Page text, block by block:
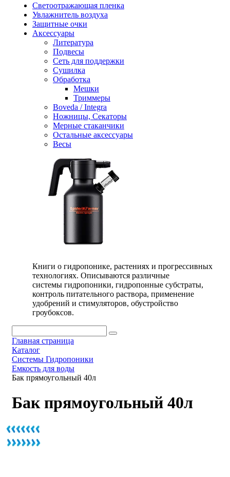
Светоотражающая пленка
Увлажнитель воздуха
Защитные очки
Аксессуары
Литература
Подвесы
Сеть для поддержки
Сушилка
Обработка
Мешки
Триммеры
Boveda / Integra
Ножницы, Секаторы
Мерные стаканчики
Остальные аксессуары
Весы
Книги о гидропонике, растениях и прогрессивных
технологиях. Описываются различные
системы гидропоники, гидропонные субстраты,
контроль питательного раствора, применение
удобрений и стимуляторов, обустройство
гроубоксов.
Главная страница
Каталог
Системы Гидропоники
Емкость для воды
Бак прямоугольный 40л
Бак прямоугольный 40л